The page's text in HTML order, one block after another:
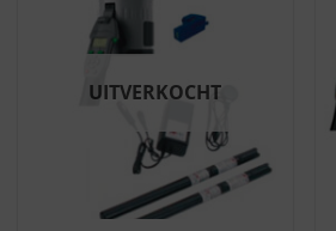
UITVERKOCHT